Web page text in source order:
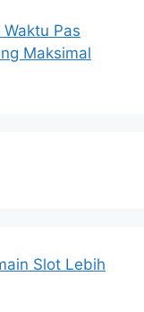
Pas
Maksimal
Slot Lebih